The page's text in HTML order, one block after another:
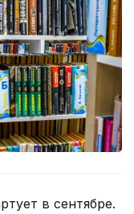
в сентябре.